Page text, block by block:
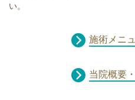
い。
施術メニ
当院概要